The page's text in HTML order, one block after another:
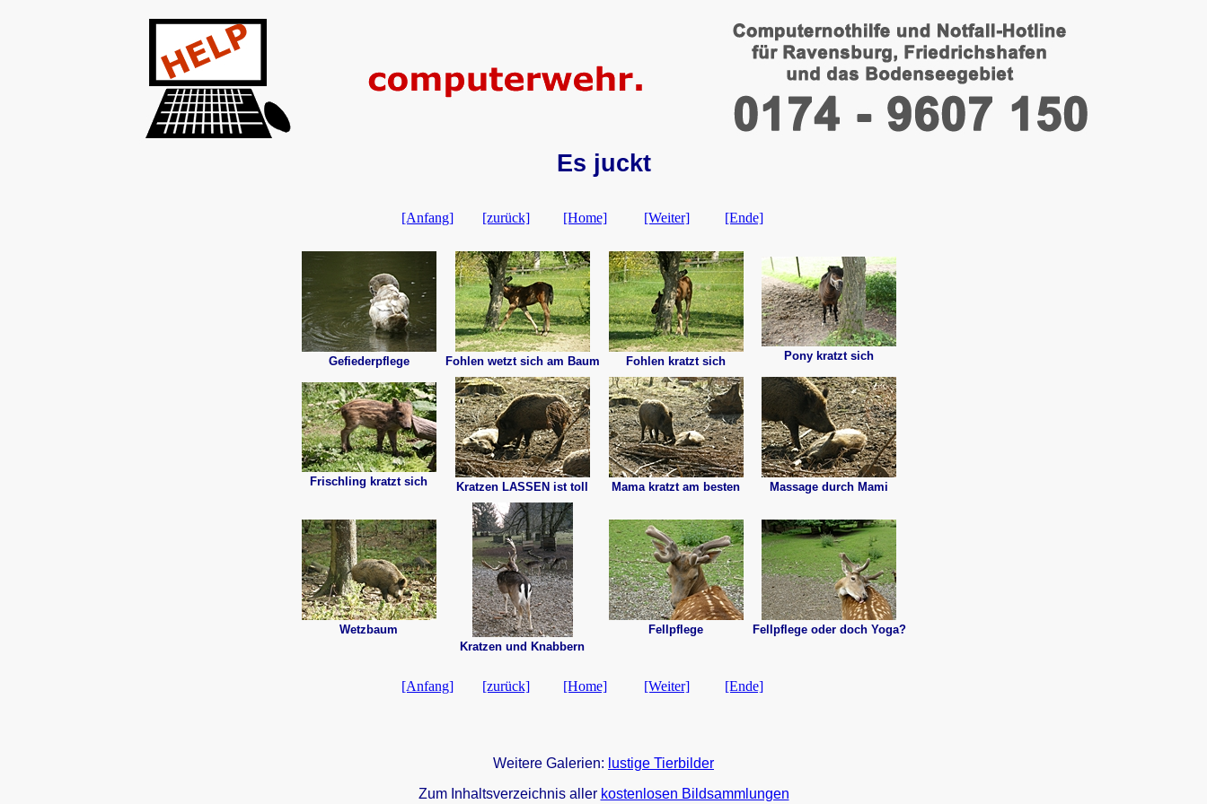
Es juckt
[Anfang] [zurück] [Home] [Weiter] [Ende]
Gefiederpflege Fohlen wetzt sich am Baum Fohlen kratzt sich Pony kratzt sich
Frischling kratzt sich Kratzen LASSEN ist toll Mama kratzt am besten Massage durch Mami
Wetzbaum
Kratzen und Knabbern
Fellpflege Fellpflege oder doch Yoga?
[Anfang] [zurück] [Home] [Weiter] [Ende]
Weitere Galerien: lustige Tierbilder
Zum Inhaltsverzeichnis aller kostenlosen Bildsammlungen